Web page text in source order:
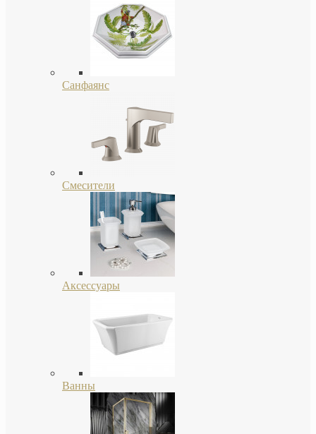
Санфаянс
Смесители
Аксессуары
Ванны